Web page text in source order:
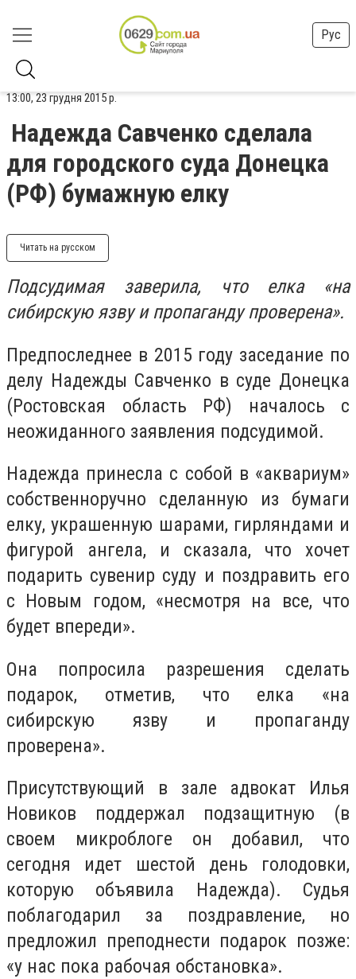
Рус
13:00, 23 грудня 2015 р.
Надежда Савченко сделала
для городского суда Донецка
(РФ) бумажную елку
Читать на русском
Подсудимая заверила, что елка «на
сибирскую язву и пропаганду проверена».
Предпоследнее в 2015 году заседание по
делу Надежды Савченко в суде Донецка
(Ростовская область РФ) началось с
неожиданного заявления подсудимой.
Надежда принесла с собой в «аквариум»
собственноручно сделанную из бумаги
елку, украшенную шарами, гирляндами и
фигурой ангела, и сказала, что хочет
подарить сувенир суду и поздравить его
с Новым годом, «несмотря на все, что
будет впереди».
Она попросила разрешения сделать
подарок, отметив, что елка «на
сибирскую язву и пропаганду
проверена».
Присутствующий в зале адвокат Илья
Новиков поддержал подзащитную (в
своем микроблоге он добавил, что
сегодня идет шестой день голодовки,
которую объявила Надежда). Судья
поблагодарил за поздравление, но
предложил преподнести подарок позже:
«у нас пока рабочая обстановка».